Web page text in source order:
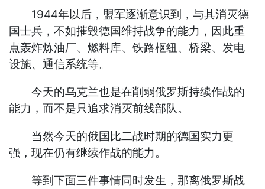
1944年以后，盟军逐渐意识到，与其消灭德
国士兵，不如摧毁德国维持战争的能力，因此重
点轰炸炼油厂、燃料库、铁路枢纽、桥梁、发电
设施、通信系统等。
今天的乌克兰也是在削弱俄罗斯持续作战的
能力，而不是只追求消灭前线部队。
当然今天的俄国比二战时期的德国实力更
强，现在仍有继续作战的能力。
等到下面三件事情同时发生，那离俄罗斯战